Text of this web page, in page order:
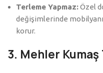
Terleme Yapmaz:Özel
değişimlerinde
korur.
3. Mehler